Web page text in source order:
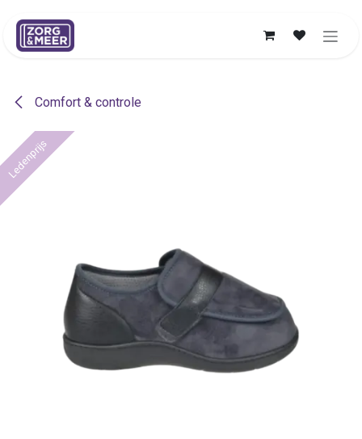
Comfort & controle
Ledenprijs